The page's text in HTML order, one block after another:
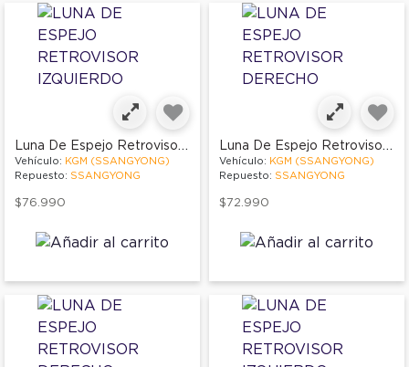
Luna De Espejo Retrovisor Izquierdo
Vehículo: KGM (SSANGYONG)
Repuesto: SSANGYONG
$76.990
Luna De Espejo Retrovisor Derecho
Vehículo: KGM (SSANGYONG)
Repuesto: SSANGYONG
$72.990